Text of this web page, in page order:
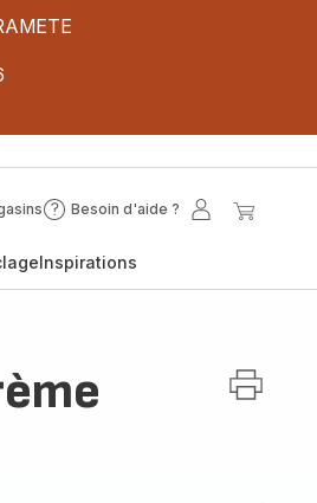
Besoin d'aide ?
Besoin
?
Mon
Inspirations